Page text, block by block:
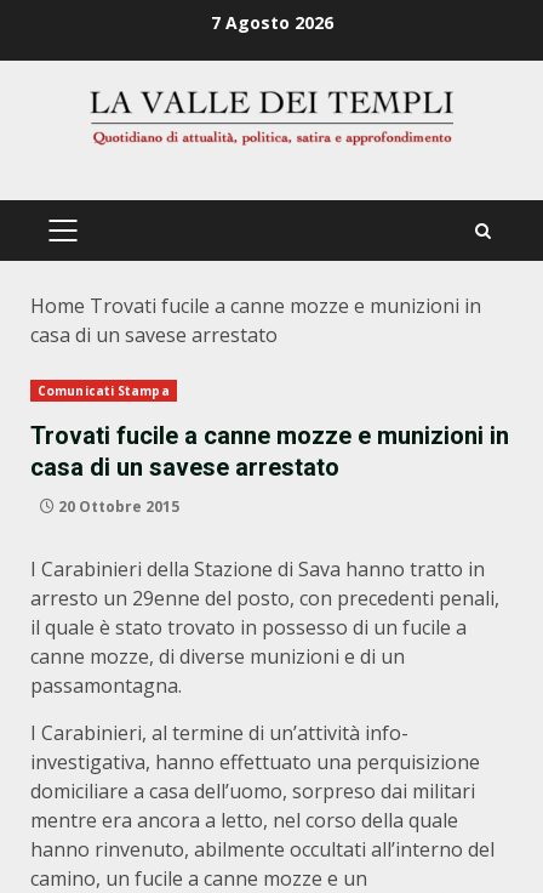
7 Agosto 2026
PRIMÄRES
Home Trovati fucile a canne mozze e munizioni in
casa di un savese arrestato
Comunicati Stampa
Trovati fucile a canne mozze e munizioni in
casa di un savese arrestato
20 Ottobre 2015
I Carabinieri della Stazione di Sava hanno tratto in
arresto un 29enne del posto, con precedenti penali,
il quale è stato trovato in possesso di un fucile a
canne mozze, di diverse munizioni e di un
passamontagna.
I Carabinieri, al termine di un’attività info-
investigativa, hanno effettuato una perquisizione
domiciliare a casa dell’uomo, sorpreso dai militari
mentre era ancora a letto, nel corso della quale
hanno rinvenuto, abilmente occultati all’interno del
camino, un fucile a canne mozze e un